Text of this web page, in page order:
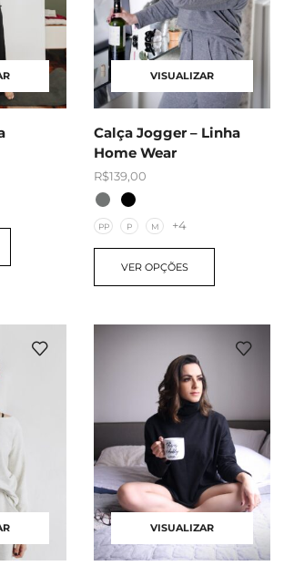
VISUALIZAR
Calça Jogger – Linha
Home Wear
R$139,00
PP P M +4
VER OPÇÕES
VISUALIZAR